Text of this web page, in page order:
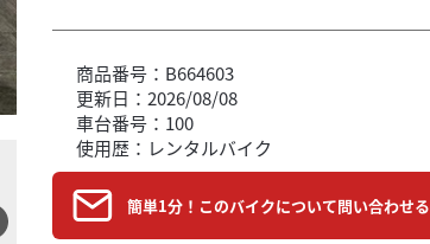
商品番号：B664603
更新日：2026/08/08
車台番号：100
使用歴：レンタルバイク
簡単1分！このバイクについて問い合わせる